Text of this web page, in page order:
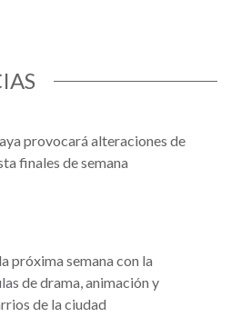
provocará alteraciones de
finales de semana
próxima semana con la
de drama, animación y
de la ciudad